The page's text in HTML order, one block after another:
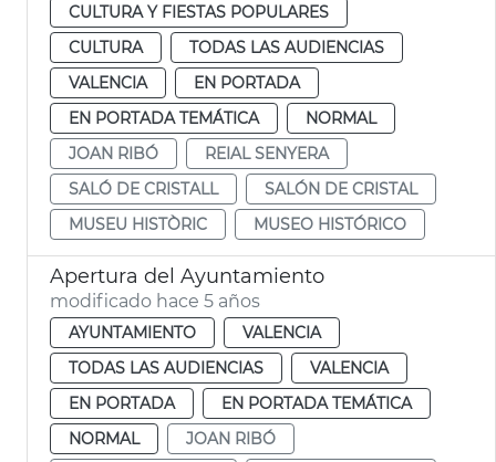
CULTURA Y FIESTAS POPULARES
CULTURA
TODAS LAS AUDIENCIAS
VALENCIA
EN PORTADA
EN PORTADA TEMÁTICA
NORMAL
JOAN RIBÓ
REIAL SENYERA
SALÓ DE CRISTALL
SALÓN DE CRISTAL
MUSEU HISTÒRIC
MUSEO HISTÓRICO
Apertura del Ayuntamiento
modificado hace 5 años
AYUNTAMIENTO
VALENCIA
TODAS LAS AUDIENCIAS
VALENCIA
EN PORTADA
EN PORTADA TEMÁTICA
NORMAL
JOAN RIBÓ